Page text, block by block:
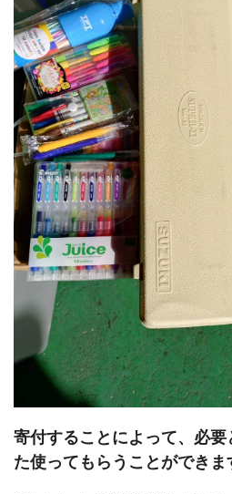
寄付することによって、必要
た使ってもらうことができま